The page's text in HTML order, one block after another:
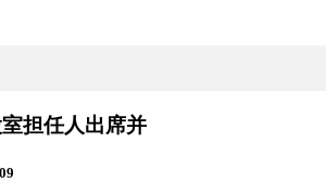
担任人出席并